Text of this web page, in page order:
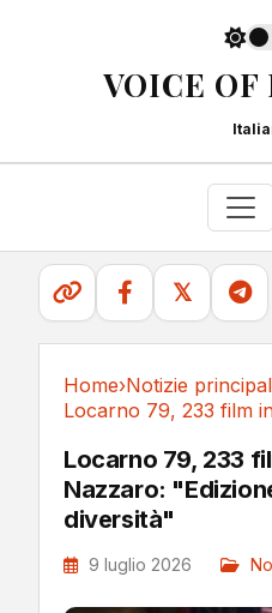
VOICE OF
𝕏
Home›Notizie
Locarno 79, 233
Nazzaro:
diversità"
9 luglio 2026